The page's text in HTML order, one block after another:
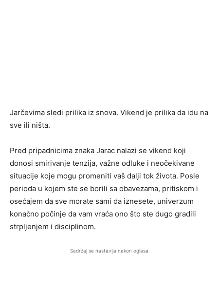
Jarčevima sledi prilika iz snova. Vikend je prilika da idu na
sve ili ništa.
Pred pripadnicima znaka Jarac nalazi se vikend koji
donosi smirivanje tenzija, važne odluke i neočekivane
situacije koje mogu promeniti vaš dalji tok života. Posle
perioda u kojem ste se borili sa obavezama, pritiskom i
osećajem da sve morate sami da iznesete, univerzum
konačno počinje da vam vraća ono što ste dugo gradili
strpljenjem i disciplinom.
Sadržaj se nastavlja nakon oglasa